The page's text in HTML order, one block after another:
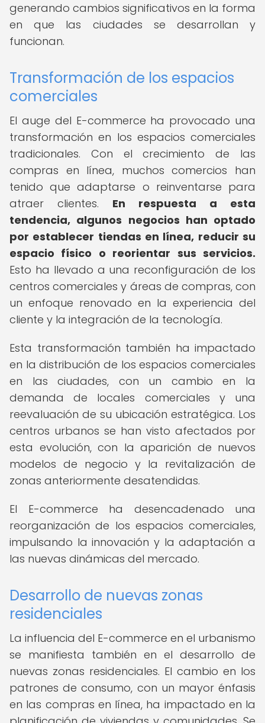
generando cambios significativos en la forma
en que las ciudades se desarrollan y
funcionan.
Transformación de los espacios
comerciales
El auge del E-commerce ha provocado una
transformación en los espacios comerciales
tradicionales. Con el crecimiento de las
compras en línea, muchos comercios han
tenido que adaptarse o reinventarse para
atraer clientes. En respuesta a esta
tendencia, algunos negocios han optado
por establecer tiendas en línea, reducir su
espacio físico o reorientar sus servicios.
Esto ha llevado a una reconfiguración de los
centros comerciales y áreas de compras, con
un enfoque renovado en la experiencia del
cliente y la integración de la tecnología.
Esta transformación también ha impactado
en la distribución de los espacios comerciales
en las ciudades, con un cambio en la
demanda de locales comerciales y una
reevaluación de su ubicación estratégica. Los
centros urbanos se han visto afectados por
esta evolución, con la aparición de nuevos
modelos de negocio y la revitalización de
zonas anteriormente desatendidas.
El E-commerce ha desencadenado una
reorganización de los espacios comerciales,
impulsando la innovación y la adaptación a
las nuevas dinámicas del mercado.
Desarrollo de nuevas zonas
residenciales
La influencia del E-commerce en el urbanismo
se manifiesta también en el desarrollo de
nuevas zonas residenciales. El cambio en los
patrones de consumo, con un mayor énfasis
en las compras en línea, ha impactado en la